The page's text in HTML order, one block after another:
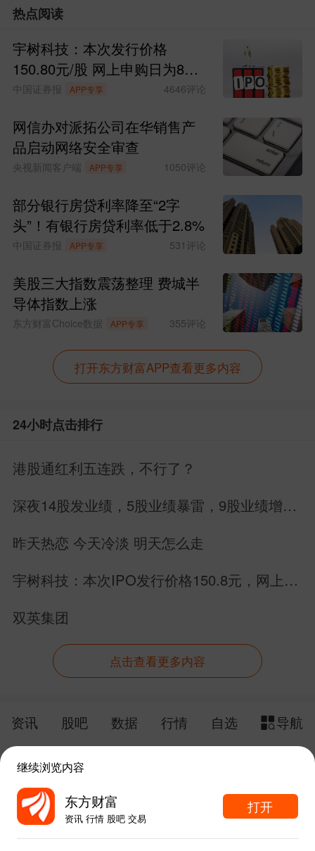
热点阅读
宇树科技：本次发行价格
150.80元/股 网上申购日为8月
10日
中国证券报 APP专享 4646评论
网信办对派拓公司在华销售产
品启动网络安全审查
央视新闻客户端 APP专享 1050评论
部分银行房贷利率降至“2字
头”！有银行房贷利率低于2.8%
中国证券报 APP专享 531评论
美股三大指数震荡整理 费城半
导体指数上涨
东方财富Choice数据 APP专享 355评论
打开东方财富APP查看更多内容
24小时点击排行
港股通红利五连跌，不行了？
深夜14股发业绩，5股业绩暴雷，9股业绩增
昨天热恋 今天冷淡 明天怎么走
宇树科技：本次IPO发行价格150.8元，网上申
双英集团
点击查看更多内容
资讯 股吧 数据 行情 自选
导航
给网站提点意见 下载APP
东方财富APP内打开
继续浏览内容
东方财富
资讯 行情 股吧 交易
打开